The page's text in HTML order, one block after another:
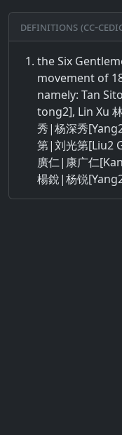
Definitions (CC-
the Six
movement of
namely: Tan
tong2], Lin Xu
秀|杨深秀
第|刘光第[Liu2
廣仁|康广仁
楊銳|杨锐